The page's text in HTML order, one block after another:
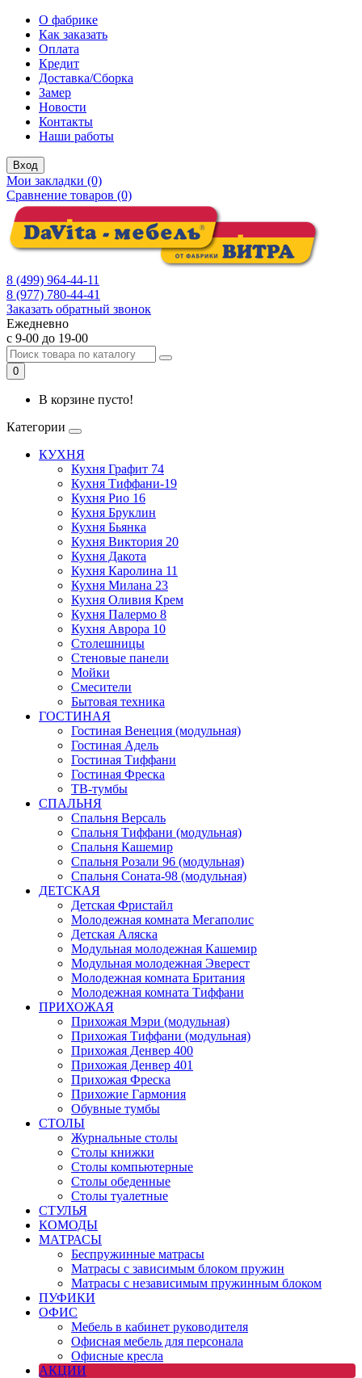
О фабрике
Как заказать
Оплата
Кредит
Доставка/Сборка
Замер
Новости
Контакты
Наши работы
Вход
Мои закладки (0)
Сравнение товаров (0)
8 (499) 964-44-11
8 (977) 780-44-41
Заказать обратный звонок
Ежедневно
с 9-00 до 19-00
0
В корзине пусто!
Категории
КУХНЯ
Кухня Графит 74
Кухня Тиффани-19
Кухня Рио 16
Кухня Бруклин
Кухня Бьянка
Кухня Виктория 20
Кухня Дакота
Кухня Каролина 11
Кухня Милана 23
Кухня Оливия Крем
Кухня Палермо 8
Кухня Аврора 10
Столешницы
Стеновые панели
Мойки
Смесители
Бытовая техника
ГОСТИНАЯ
Гостиная Венеция (модульная)
Гостиная Адель
Гостиная Тиффани
Гостиная Фреска
ТВ-тумбы
СПАЛЬНЯ
Спальня Версаль
Спальня Тиффани (модульная)
Спальня Кашемир
Спальня Розали 96 (модульная)
Спальня Соната-98 (модульная)
ДЕТСКАЯ
Детская Фристайл
Молодежная комната Мегаполис
Детская Аляска
Модульная молодежная Кашемир
Модульная молодежная Эверест
Молодежная комната Британия
Молодежная комната Тиффани
ПРИХОЖАЯ
Прихожая Мэри (модульная)
Прихожая Тиффани (модульная)
Прихожая Денвер 400
Прихожая Денвер 401
Прихожая Фреска
Прихожие Гармония
Обувные тумбы
СТОЛЫ
Журнальные столы
Столы книжки
Столы компьютерные
Столы обеденные
Столы туалетные
СТУЛЬЯ
КОМОДЫ
МАТРАСЫ
Беспружинные матрасы
Матрасы с зависимым блоком пружин
Матрасы с независимым пружинным блоком
ПУФИКИ
ОФИС
Мебель в кабинет руководителя
Офисная мебель для персонала
Офисные кресла
АКЦИИ